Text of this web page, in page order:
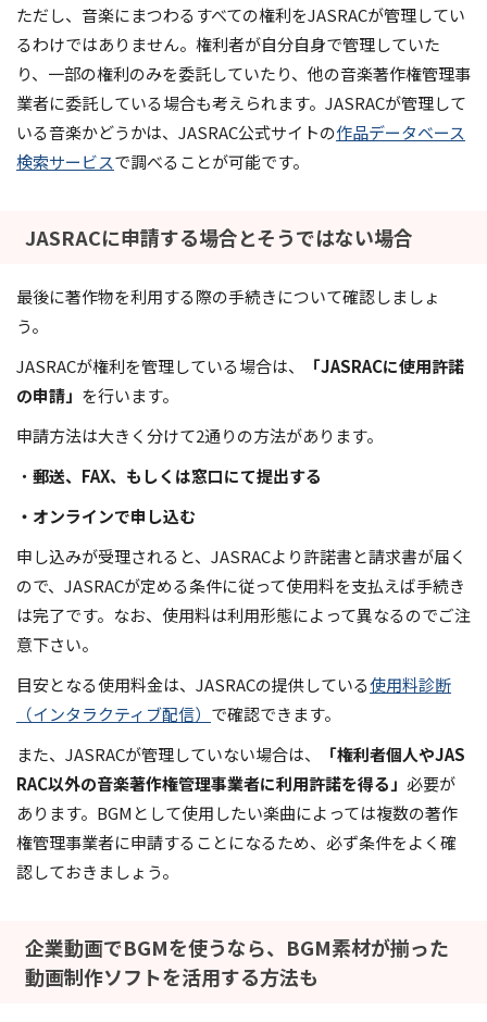
ただし、音楽にまつわるすべての権利をJASRACが管理してい
るわけではありません。権利者が自分自身で管理していた
り、一部の権利のみを委託していたり、他の音楽著作権管理事
業者に委託している場合も考えられます。JASRACが管理して
いる音楽かどうかは、JASRAC公式サイトの作品データベース
検索サービスで調べることが可能です。
JASRACに申請する場合とそうではない場合
最後に著作物を利用する際の手続きについて確認しましょ
う。
JASRACが権利を管理している場合は、
「JASRACに使用許諾
の申請」 を行います。
申請方法は大きく分けて2通りの方法があります。
・ 郵送、FAX、もしくは窓口にて提出する
・オンラインで申し込む
申し込みが受理されると、JASRACより許諾書と請求書が届く
ので、JASRACが定める条件に従って使用料を支払えば手続き
は完了です。なお、使用料は利用形態によって異なるのでご注
意下さい。
目安となる使用料金は、JASRACの提供している使用料診断
（インタラクティブ配信） で確認できます。
また、JASRACが管理していない場合は、
「権利者個人やJAS
RAC以外の音楽著作権管理事業者に利用許諾を得る」 必要が
あります。BGMとして使用したい楽曲によっては複数の著作
権管理事業者に申請することになるため、必ず条件をよく確
認しておきましょう。
企業動画でBGMを使うなら、BGM素材が揃った
動画制作ソフトを活用する方法も